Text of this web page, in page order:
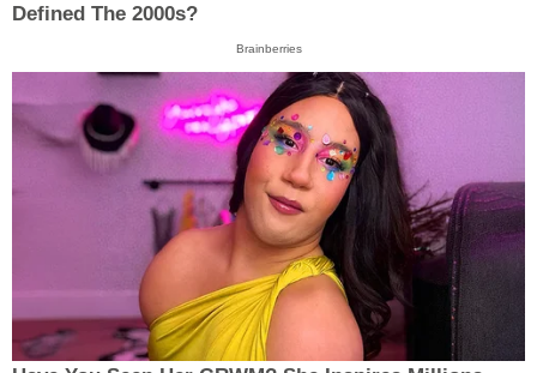
Defined The 2000s?
Brainberries